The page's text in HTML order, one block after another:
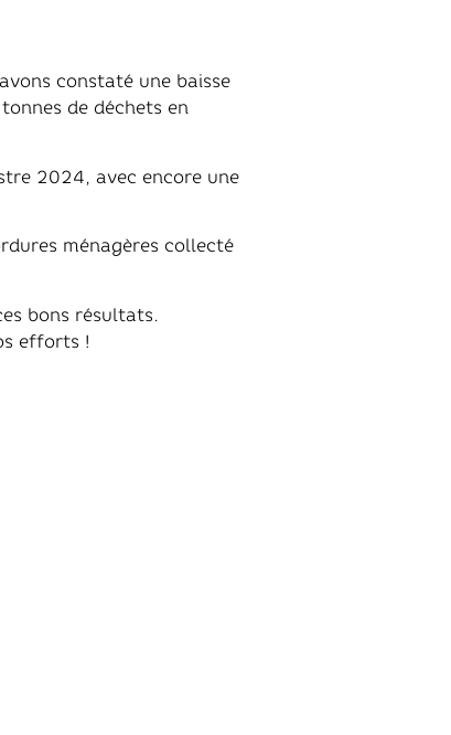
constaté une baisse
de déchets en
2024, avec encore une
ménagères collecté
bons résultats.
efforts !